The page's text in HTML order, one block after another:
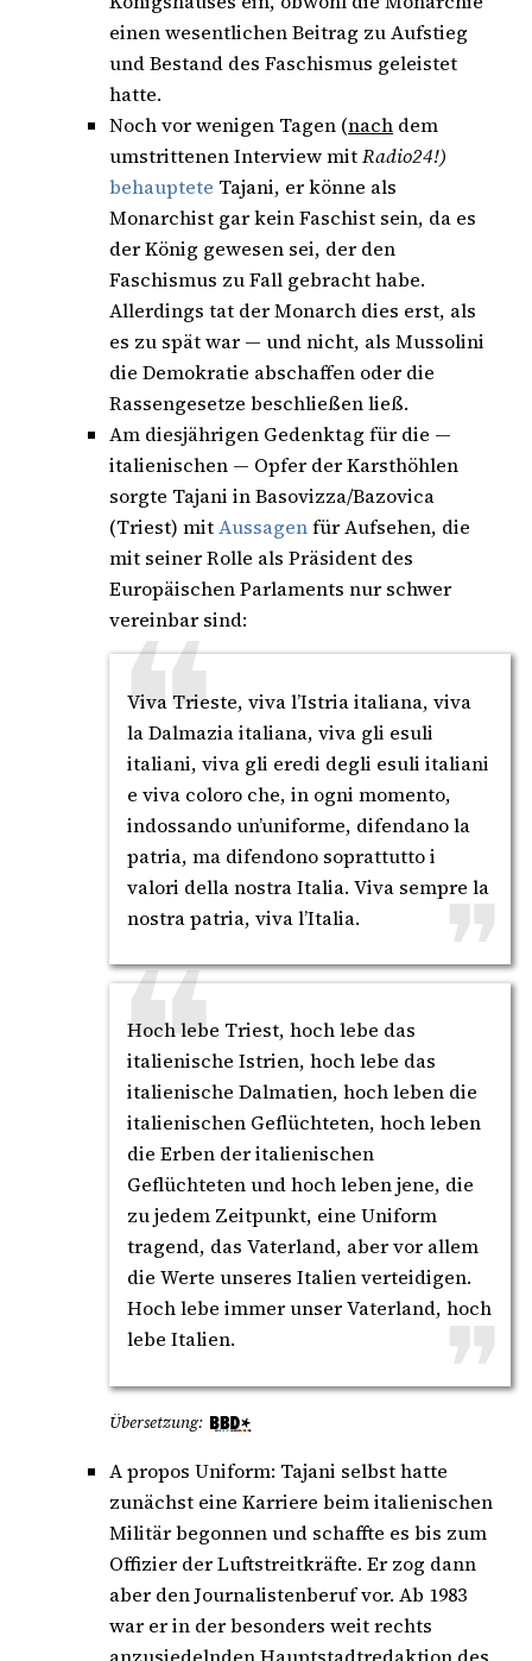
einen wesentlichen Beitrag zu Aufstieg
und Bestand des Faschismus geleistet
hatte.
Noch vor wenigen Tagen (nach dem
umstrittenen Interview mitRadio24!)
behauptete Tajani, er könne als
Monarchist gar kein Faschist sein, da es
der König gewesen sei, der den
Faschismus zu Fall gebracht habe.
Allerdings tat der Monarch dies erst, als
es zu spät war — und nicht, als Mussolini
die Demokratie abschaffen oder die
Rassengesetze beschließen ließ.
Am diesjährigen Gedenktag für die —
italienischen — Opfer der Karsthöhlen
sorgte Tajani in Basovizza/Bazovica
(Triest) mitAussagenfür Aufsehen, die
mit seiner Rolle als Präsident des
Europäischen Parlaments nur schwer
vereinbar sind:
Viva Trieste, viva l’Istria italiana, viva
la Dalmazia italiana, viva gli esuli
italiani, viva gli eredi degli esuli italiani
e viva coloro che, in ogni momento,
indossando un’uniforme, difendano la
patria, ma difendono soprattutto i
valori della nostra Italia. Viva sempre la
nostra patria, viva l’Italia.
Hoch lebe Triest, hoch lebe das
italienische Istrien, hoch lebe das
italienische Dalmatien, hoch leben die
italienischen Geflüchteten, hoch leben
die Erben der italienischen
Geflüchteten und hoch leben jene, die
zu jedem Zeitpunkt, eine Uniform
tragend, das Vaterland, aber vor allem
die Werte unseres Italien verteidigen.
Hoch lebe immer unser Vaterland, hoch
lebe Italien.
Übersetzung:
A propos Uniform: Tajani selbst hatte
zunächst eine Karriere beim italienischen
Militär begonnen und schaffte es bis zum
Offizier der Luftstreitkräfte. Er zog dann
aber den Journalistenberuf vor. Ab 1983
war er in der besonders weit rechts